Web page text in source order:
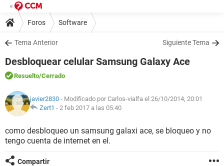
Foros Software
Tema Anterior Siguiente Tema
Desbloquear celular Samsung Galaxy Ace
Resuelto/Cerrado
javier2830 - Modificado por Carlos-vialfa el 26/10/2014, 20:01
Zert1 - 2 feb 2017 a las 05:40
como desbloqueo un samsung galaxi ace, se bloqueo y no
tengo cuenta de internet en el.
Compartir